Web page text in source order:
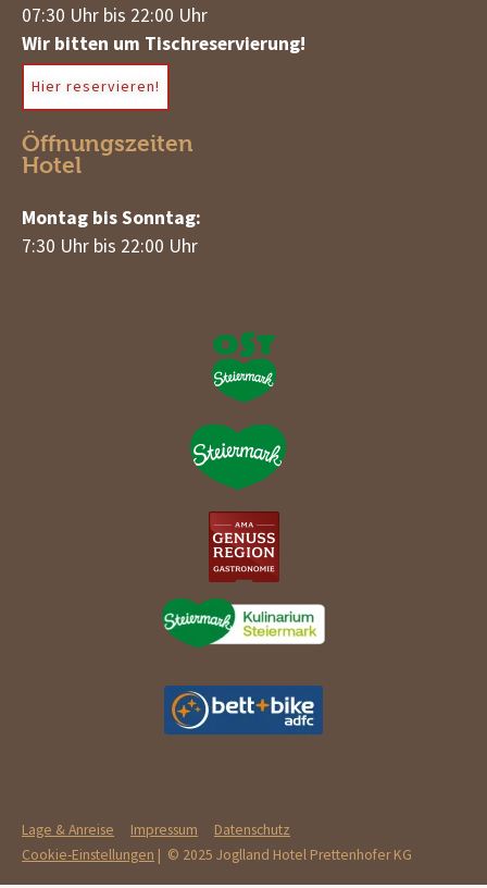
07:30 Uhr bis 22:00 Uhr
Wir bitten um Tischreservierung!
Hier reservieren!
Öffnungszeiten
Hotel
Montag bis Sonntag:
7:30 Uhr bis 22:00 Uhr
Lage & Anreise Impressum
Datenschutz
Cookie-Einstellungen | © 2025 Joglland Hotel Prettenhofer KG